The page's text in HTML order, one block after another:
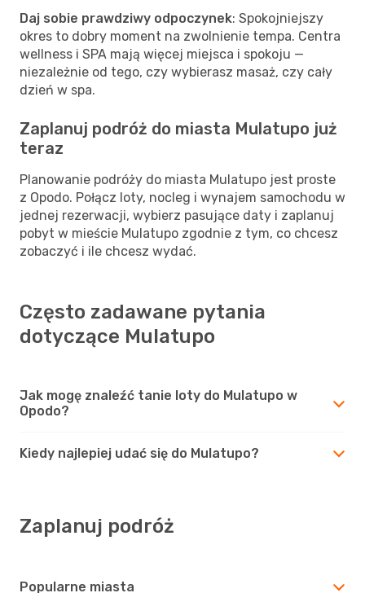
Daj sobie prawdziwy odpoczynek: Spokojniejszy
okres to dobry moment na zwolnienie tempa. Centra
wellness i SPA mają więcej miejsca i spokoju —
niezależnie od tego, czy wybierasz masaż, czy cały
dzień w spa.
Zaplanuj podróż do miasta Mulatupo już
teraz
Planowanie podróży do miasta Mulatupo jest proste
z Opodo. Połącz loty, nocleg i wynajem samochodu w
jednej rezerwacji, wybierz pasujące daty i zaplanuj
pobyt w mieście Mulatupo zgodnie z tym, co chcesz
zobaczyć i ile chcesz wydać.
Często zadawane pytania
dotyczące Mulatupo
Jak mogę znaleźć tanie loty do Mulatupo w
Opodo?
Kiedy najlepiej udać się do Mulatupo?
Zaplanuj podróż
Popularne miasta